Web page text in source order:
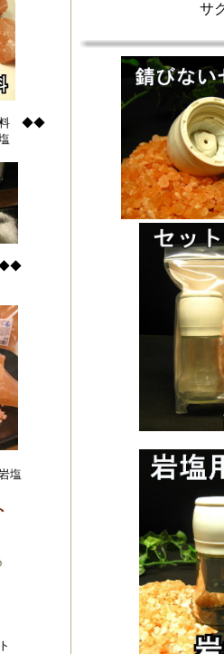
料 ◆◆
◆◆
塩
サ